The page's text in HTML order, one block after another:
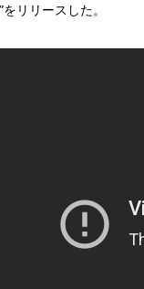
リリースした。